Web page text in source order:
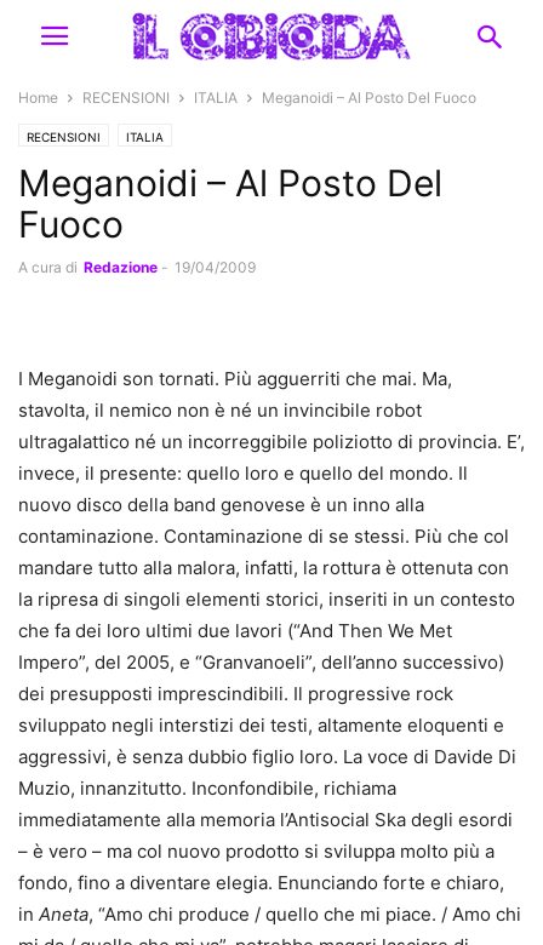
Home RECENSIONI ITALIA Meganoidi – Al Posto Del Fuoco
RECENSIONI ITALIA
Meganoidi – Al Posto Del
Fuoco
A cura di Redazione - 19/04/2009
I Meganoidi son tornati. Più agguerriti che mai. Ma,
stavolta, il nemico non è né un invincibile robot
ultragalattico né un incorreggibile poliziotto di provincia. E’,
invece, il presente: quello loro e quello del mondo. Il
nuovo disco della band genovese è un inno alla
contaminazione. Contaminazione di se stessi. Più che col
mandare tutto alla malora, infatti, la rottura è ottenuta con
la ripresa di singoli elementi storici, inseriti in un contesto
che fa dei loro ultimi due lavori (“And Then We Met
Impero”, del 2005, e “Granvanoeli”, dell’anno successivo)
dei presupposti imprescindibili. Il progressive rock
sviluppato negli interstizi dei testi, altamente eloquenti e
aggressivi, è senza dubbio figlio loro. La voce di Davide Di
Muzio, innanzitutto. Inconfondibile, richiama
immediatamente alla memoria l’Antisocial Ska degli esordi
– è vero – ma col nuovo prodotto si sviluppa molto più a
fondo, fino a diventare elegia. Enunciando forte e chiaro,
in Aneta, “Amo chi produce / quello che mi piace. / Amo chi